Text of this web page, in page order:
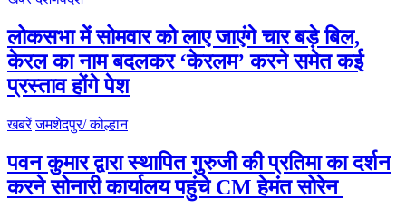
लोकसभा में सोमवार को लाए जाएंगे चार बड़े बिल,
केरल का नाम बदलकर ‘केरलम’ करने समेत कई
प्रस्ताव होंगे पेश
खबरें जमशेदपुर/ कोल्हान
पवन कुमार द्वारा स्थापित गुरुजी की प्रतिमा का दर्शन
करने सोनारी कार्यालय पहुंचे CM हेमंत सोरेन